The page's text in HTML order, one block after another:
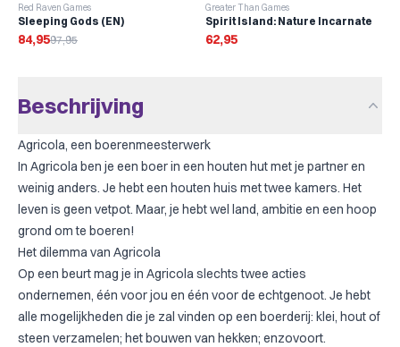
-13%
Red Raven Games
Sleeping Gods (EN)
84,9597,95
Greater Than Games
Spirit Island: Nature Incarnate
62,95
Beschrijving
Agricola, een boerenmeesterwerk
In Agricola ben je een boer in een houten hut met je partner en
weinig anders. Je hebt een houten huis met twee kamers. Het
leven is geen vetpot. Maar, je hebt wel land, ambitie en een hoop
grond om te boeren!
Het dilemma van Agricola
Op een beurt mag je in Agricola slechts twee acties
ondernemen, één voor jou en één voor de echtgenoot. Je hebt
alle mogelijkheden die je zal vinden op een boerderij: klei, hout of
steen verzamelen; het bouwen van hekken; enzovoort.